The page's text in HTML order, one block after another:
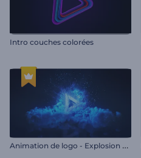
Intro couches colorées
A
nimation de logo - Explosion hyperspatiale